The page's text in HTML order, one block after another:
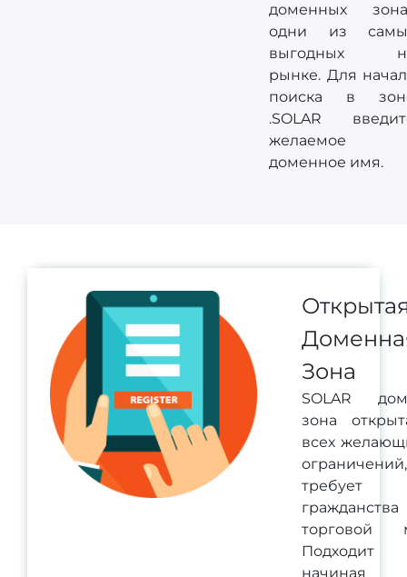
доменных
одни из
выгодных
рынке. Для
поиска в
.SOLAR
желаемое
доменное имя.
Зона
SOLAR
зона
всех
требует
торговой
Подходит